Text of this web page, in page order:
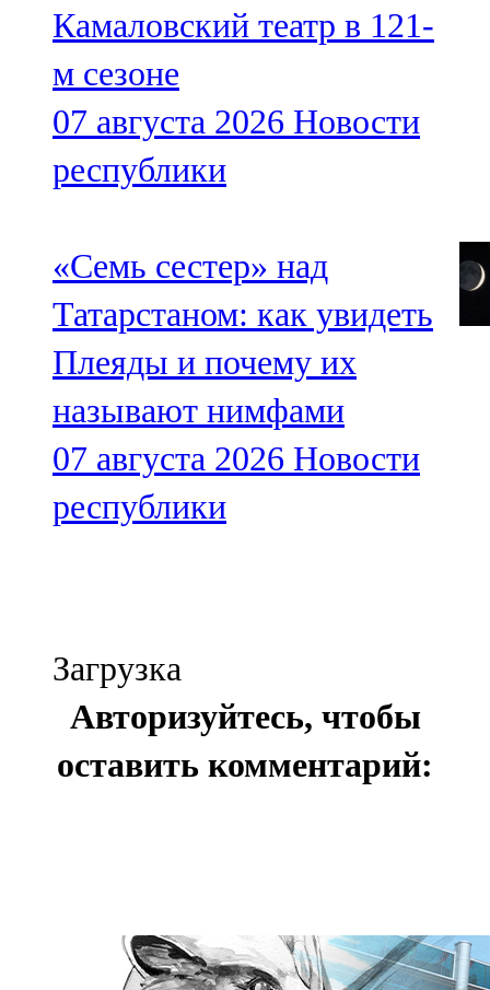
Камаловский театр в 121-
м сезоне
07 августа 2026 Новости
республики
«Семь сестер» над
Татарстаном: как увидеть
Плеяды и почему их
называют нимфами
07 августа 2026 Новости
республики
Загрузка
Авторизуйтесь, чтобы
оставить комментарий: